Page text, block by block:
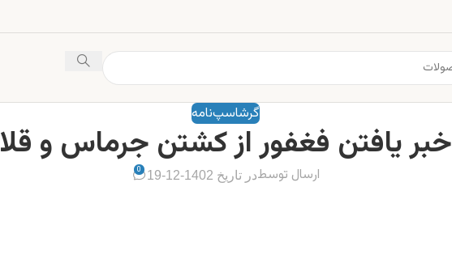
گرشاسپ‌نامه
خبر یافتن فغفور از کشتن جرماس و قلا
ارسال توسطدر تاریخ 1402-12-19 0